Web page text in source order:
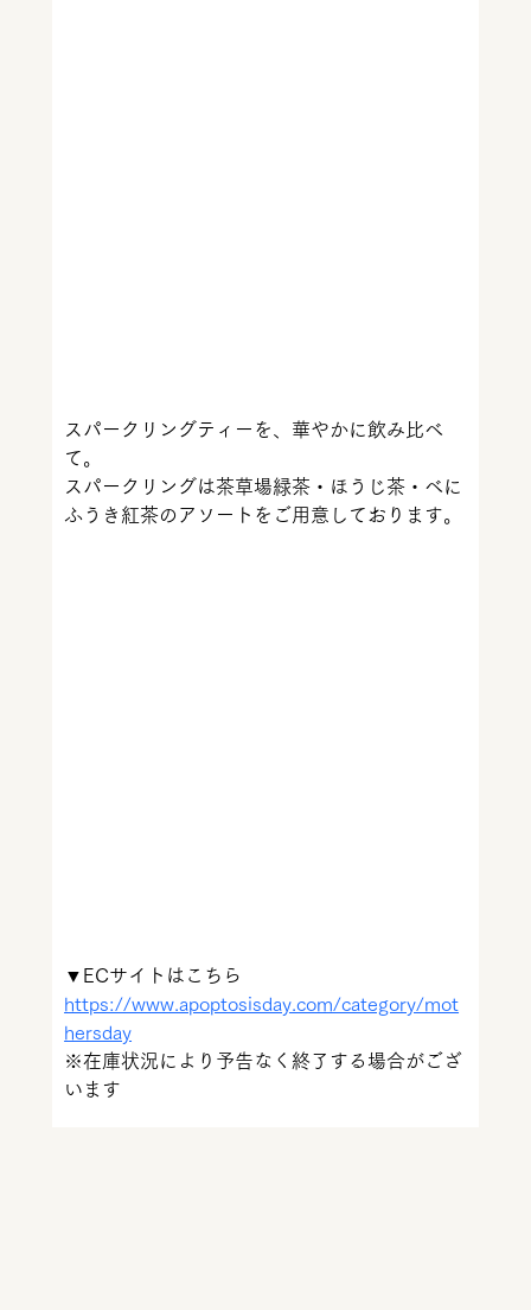
スパークリングティーを、華やかに飲み比べ
て。
スパークリングは茶草場緑茶・ほうじ茶・べに
ふうき紅茶のアソートをご用意しております。
▼ECサイトはこちら
https://www.apoptosisday.com/category/mot
hersday
※在庫状況により予告なく終了する場合がござ
います